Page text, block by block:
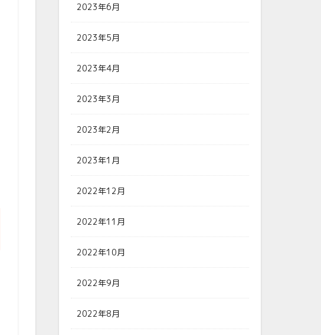
2023年6月
2023年5月
2023年4月
2023年3月
2023年2月
2023年1月
2022年12月
2022年11月
2022年10月
2022年9月
2022年8月